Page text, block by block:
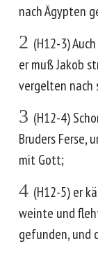
nach Ägypten
2 (H12-3)
er muß Jakob
vergelten nach
3 (H12-4)
Bruders Ferse,
mit Gott;
4 (H12-5) er
weinte und
gefunden, und